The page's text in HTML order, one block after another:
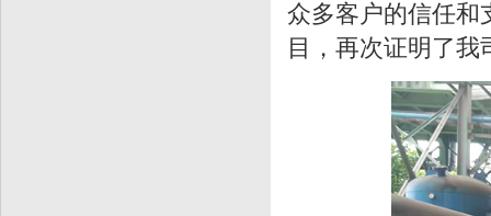
众多客户的信任和
目，再次证明了